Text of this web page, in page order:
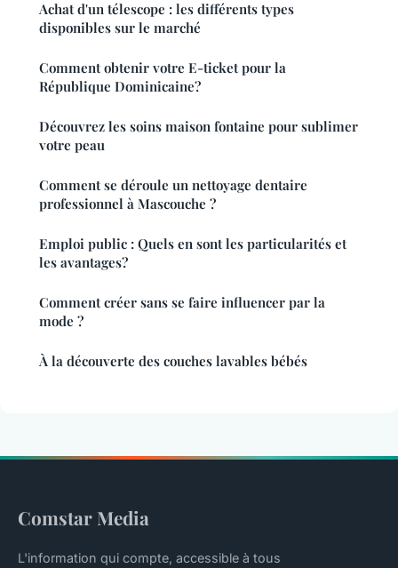
Achat d'un télescope : les différents types
disponibles sur le marché
Comment obtenir votre E-ticket pour la
République Dominicaine?
Découvrez les soins maison fontaine pour sublimer
votre peau
Comment se déroule un nettoyage dentaire
professionnel à Mascouche ?
Emploi public : Quels en sont les particularités et
les avantages?
Comment créer sans se faire influencer par la
mode ?
À la découverte des couches lavables bébés
Comstar Media
L'information qui compte, accessible à tous